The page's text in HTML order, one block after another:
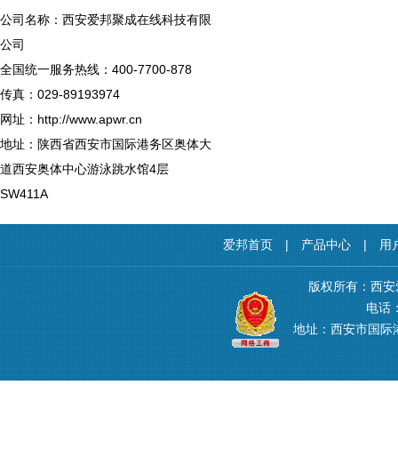
公司名称：西安爱邦聚成在线科技有限
公司
全国统一服务热线：400-7700-878
传真：029-89193974
网址：http://www.apwr.cn
地址：陕西省西安市国际港务区奥体大
道西安奥体中心游泳跳水馆4层
SW411A
爱邦首页 | 产品中心 | 用
版权所有：西
电话
地址：西安市国际